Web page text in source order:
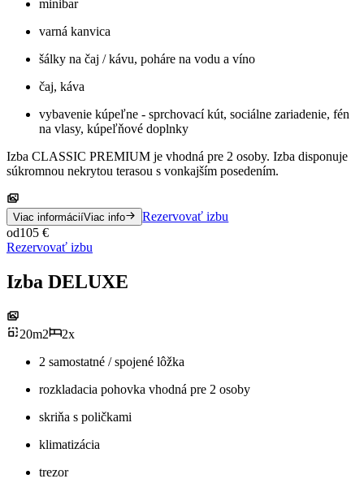
minibar
varná kanvica
šálky na čaj / kávu, poháre na vodu a víno
čaj, káva
vybavenie kúpeľne - sprchovací kút, sociálne zariadenie, fén
na vlasy, kúpeľňové doplnky
Izba CLASSIC PREMIUM je vhodná pre 2 osoby. Izba disponuje
súkromnou nekrytou terasou s vonkajším posedením.
Viac informáciíViac info
Rezervovať izbu
od105 €
Rezervovať izbu
Izba DELUXE
20m2 2x
2 samostatné / spojené lôžka
rozkladacia pohovka vhodná pre 2 osoby
skriňa s poličkami
klimatizácia
trezor